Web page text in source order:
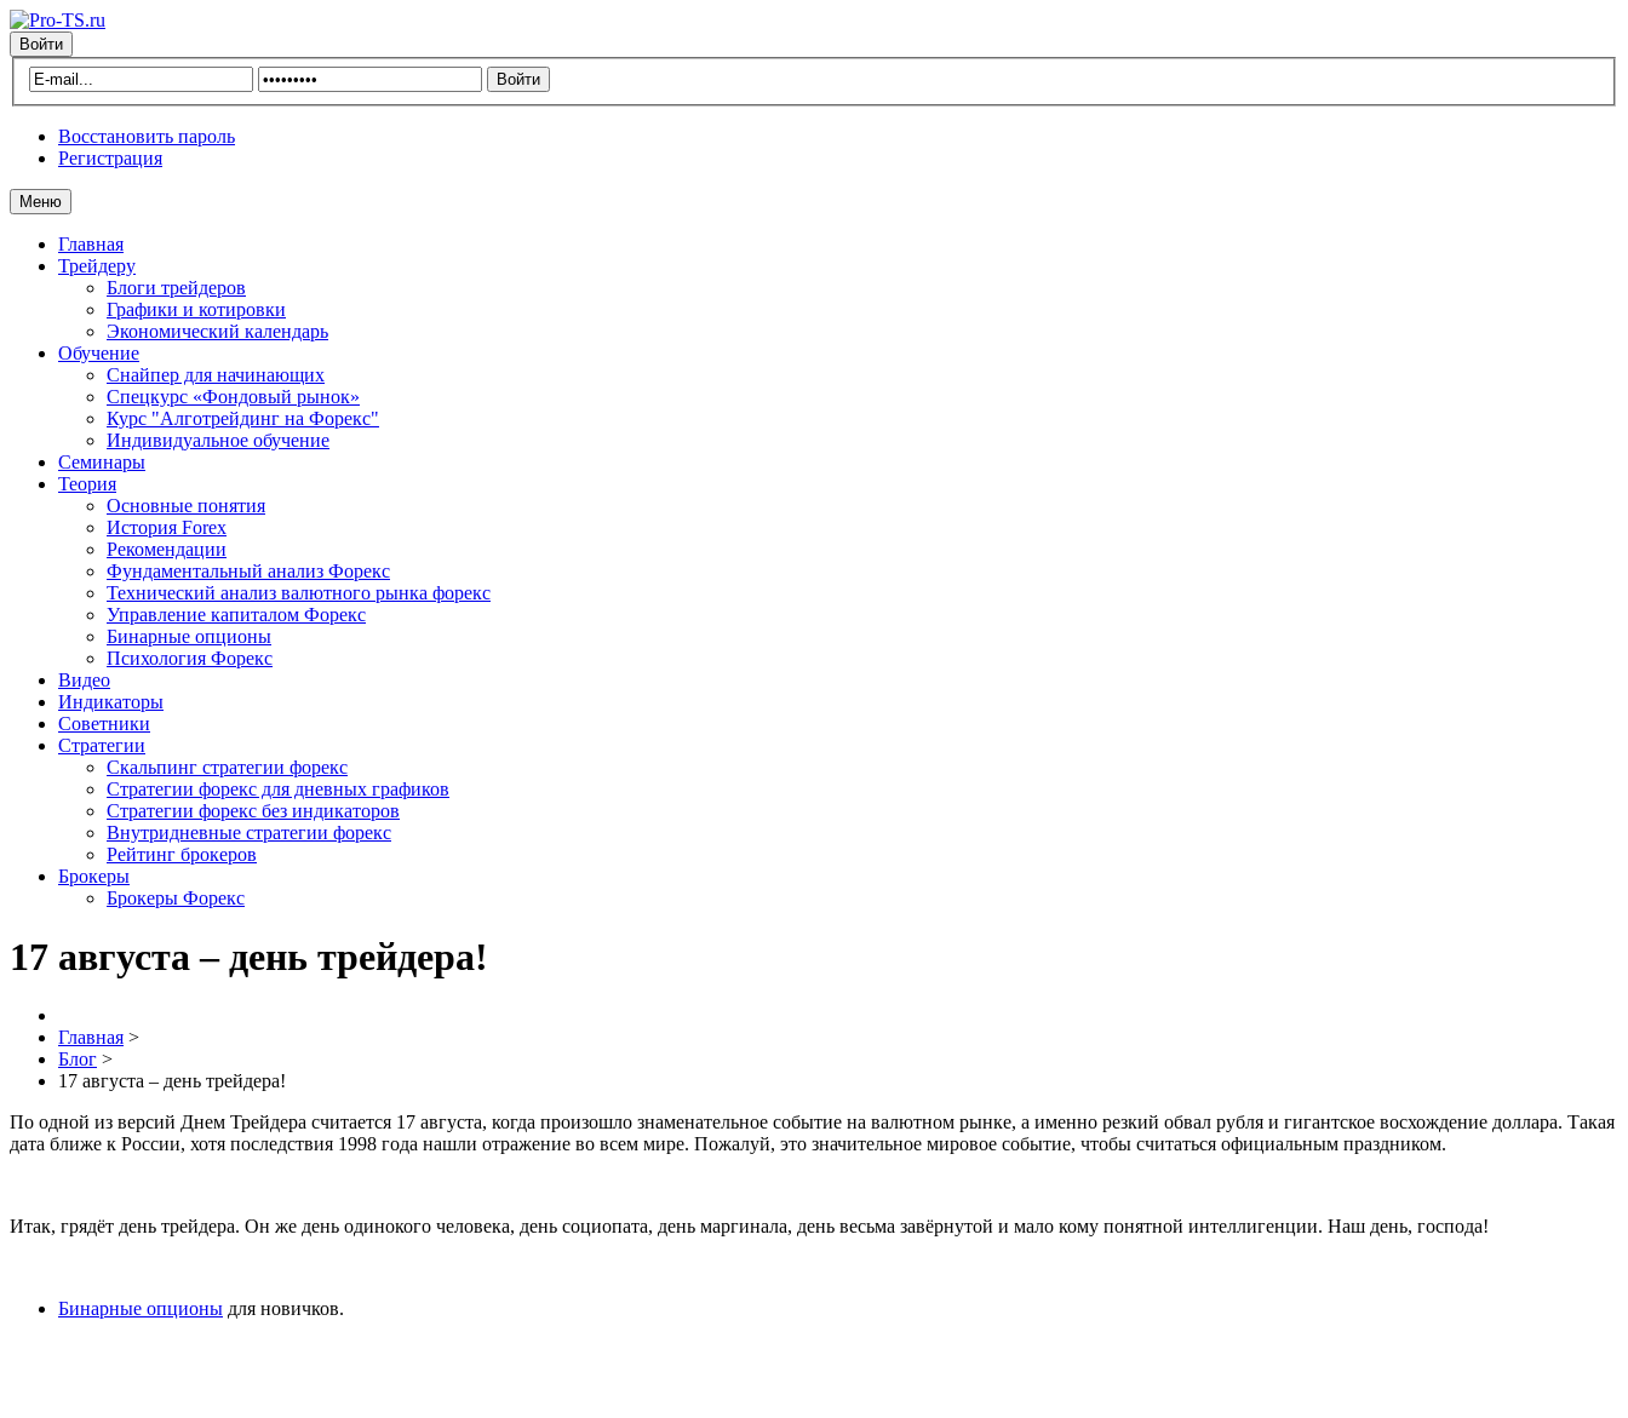
Войти
Восстановить пароль
Регистрация
Меню
Главная
Трейдеру
Блоги трейдеров
Графики и котировки
Экономический календарь
Обучение
Снайпер для начинающих
Спецкурс «Фондовый рынок»
Курс "Алготрейдинг на Форекс"
Индивидуальное обучение
Семинары
Теория
Основные понятия
История Forex
Рекомендации
Фундаментальный анализ Форекс
Технический анализ валютного рынка форекс
Управление капиталом Форекс
Бинарные опционы
Психология Форекс
Видео
Индикаторы
Советники
Стратегии
Скальпинг стратегии форекс
Стратегии форекс для дневных графиков
Стратегии форекс без индикаторов
Внутридневные стратегии форекс
Рейтинг брокеров
Брокеры
Брокеры Форекс
17 августа – день трейдера!
Главная >
Блог >
17 августа – день трейдера!
По одной из версий Днем Трейдера считается 17 августа, когда произошло знаменательное событие на валютном рынке, а именно резкий обвал рубля и гигантское восхождение доллара. Такая
дата ближе к России, хотя последствия 1998 года нашли отражение во всем мире. Пожалуй, это значительное мировое событие, чтобы считаться официальным праздником.
Итак, грядёт день трейдера. Он же день одинокого человека, день социопата, день маргинала, день весьма завёрнутой и мало кому понятной интеллигенции. Наш день, господа!
Бинарные опционы для новичков.